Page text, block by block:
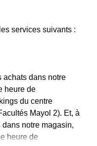
services suivants :
achats dans notre
heure de
du centre
Mayol 2). Et, à
dans notre magasin,
heure de